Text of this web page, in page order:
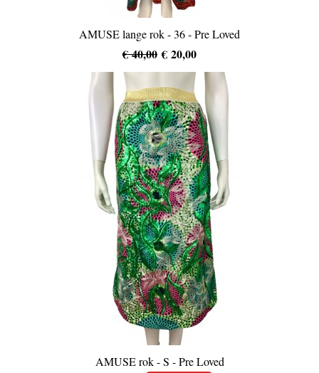
AMUSE lange rok - 36 - Pre Loved
€ 40,00 € 20,00
AMUSE rok - S - Pre Loved